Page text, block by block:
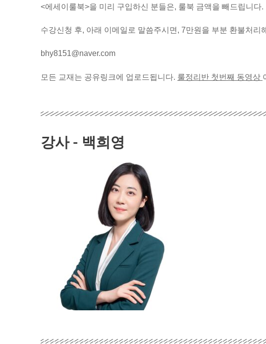
<에세이룰북>을 미리 구입하신 분들은, 룰북 금액을 빼드립니다.
수강신청 후, 아래 이메일로 말씀주시면, 7만원을 부분 환불처리
bhy8151@naver.com
모든 교재는 공유링크에 업로드됩니다. 룰정리반 첫번째 동영상
강사 - 백희영